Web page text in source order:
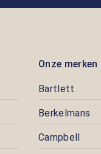
Onze merken
Bartlett
Berkelmans
Campbell